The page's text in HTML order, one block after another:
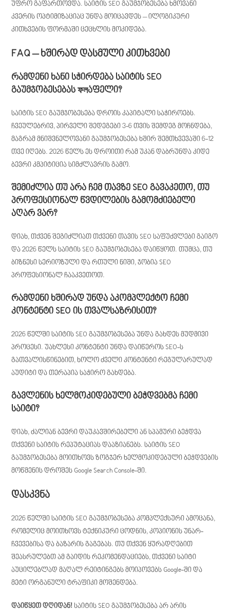
უფრო გაფართოვდა. საიტის SEO გაუმჯობესება ხმოვანი
კვერის ოპტიმიზაციაც უნდა მოიცავდეს – ილოგიკური
კითხვების ფორმაში ცეცხლის მოკიდება.
FAQ – ხშირად დასმული კითხვები
რამდენი ხანი სჭირდება საიტის SEO
გაუმჯობესებას ফলაფელი?
საიტის SEO გაუმჯობესება დროის კაპიტალი საჭიროებს.
ჩვეულებრივ, პირველი შედეგები 3-6 თვის შემდეგ მოჩნდება,
მაგრამ მნიშვნელოვანი გაუმჯობესება ხშირ შემთხვევაში 6-12
თვე იღებს. 2026 წელს ეს დროითი რამ უკან დაბრუნდა კიდე
ბევრი კმპიტიცია სიმძლავრის გამო.
შემიძლია თუ არა ჩემ თავზე SEO გავაკეთო, თუ
პროფესიონალ წვდილების გამომძიებელი
აღარ ვარ?
დიახ, თქვენ შეგიძლიათ თქვენი თავის SEO საფუძვლები გაიგო
და 2026 წელს საიტის SEO გაუმჯობესება დაიწყოთ. თუმცა, თუ
ბიზნესი სერიოზული და რთული ნიში, ჯობია SEO
პროფესიონალ ჩააკვეთოთ.
რამდენი ხშირად უნდა აკომპლექტო ჩემი
კონტენტი SEO ის თვალსაზრისით?
2026 წელში საიტის SEO გაუმჯობესება უნდა გახდეს მუდმივი
პროცესი. უახლესი კონტენტი უნდა დაიწეროს SEO-ს
გათვალისწინებით, ხოლო ძველი კონტენტი რეგულარულად
აუდიტი და თერაპია საჭირო გახდება.
გავლენის ხელმოკიდებული ბეჭდვებმა ჩემი
საიტი?
დიახ, ძალიან ბევრი დაუკავშირებელი ან სპამური ბეჭდვა
თქვენი საიტის რეპუტაციას დააზიანებს. საიტის SEO
გაუმჯობესება მოითხოვს ზოგჯერ ხელმოკიდებული ბეჭდვების
მოწმენის დროშეს Google Search Console-ში.
დასკვნა
2026 წელში საიტის SEO გაუმჯობესება კომპლექსური ამოცანა,
რომელიც მოითხოვს ტექნიკური ცოდნის, კოპიონის უნარ-
ჩვევებისა და ბაზარის გაგებას. თუ თქვენ ყურადღებით
შეასრულებთ ამ გაიდის რეკომენდაციებს, თქვენი საიტი
აუცილებლად მაღალ რეიტინგებს მოიპოვებს Google-ში და
მეტი ორგანული ტრაფიკი მოშენდება.
დაიწყეთ დღიდან! საიტის SEO გაუმჯობესება არ არის